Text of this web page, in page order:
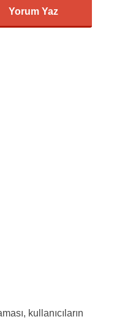
Yorum Yaz
kullanıcıların